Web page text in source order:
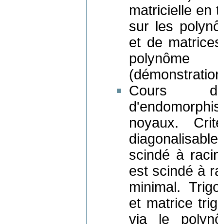
matricielle
sur les
et de
polynôme
Cours
noyaux.
scindé à
est scindé à
minimal.
et matrice
via le